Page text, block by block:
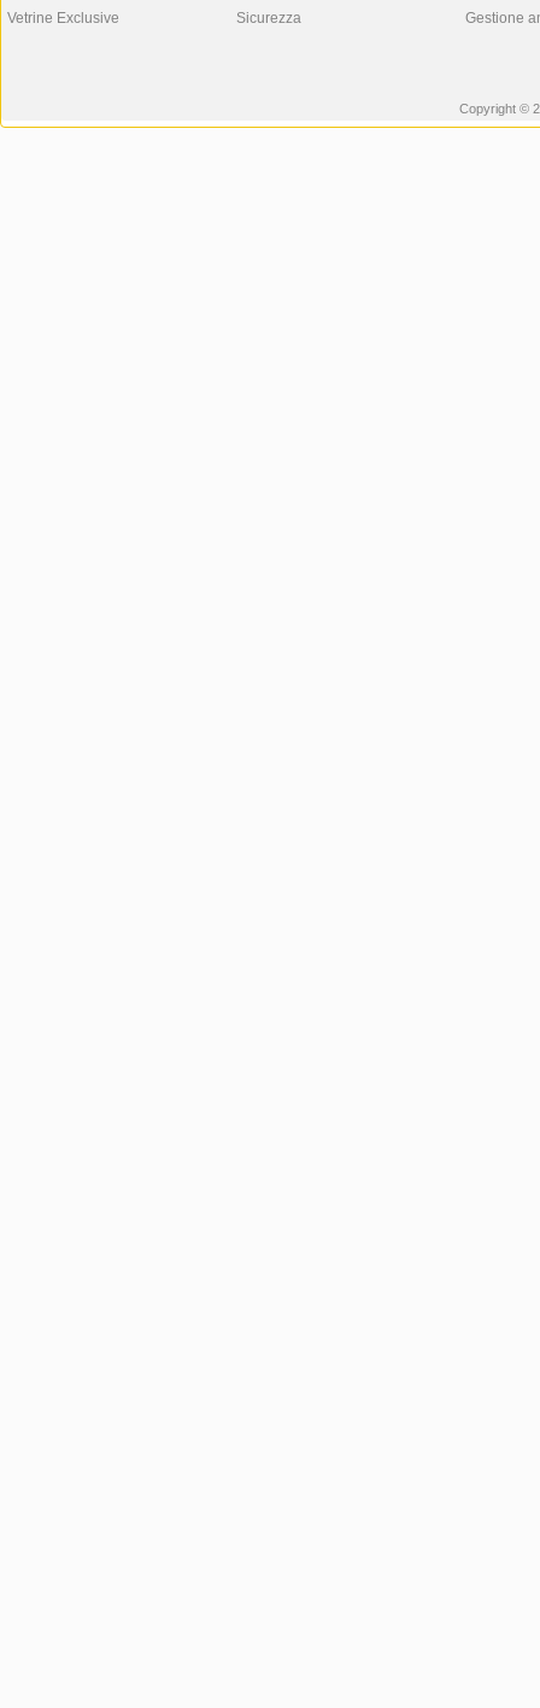
Vetrine Exclusive Sicurezza Gestione
Copyright ©